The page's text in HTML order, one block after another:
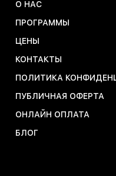
О НАС
ПРОГРАММЫ
ЦЕНЫ
КОНТАКТЫ
ПОЛИТИКА
ПУБЛИЧНАЯ ОФЕРТА
ОНЛАЙН ОПЛАТА
БЛОГ